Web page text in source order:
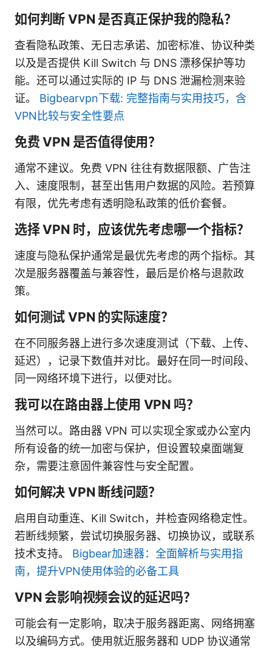
如何判断 VPN 是否真正保护我的隐私？
查看隐私政策、无日志承诺、加密标准、协议种类
以及是否提供 Kill Switch 与 DNS 漂移保护等功
能。还可以通过实际的 IP 与 DNS 泄漏检测来验
证。 Bigbearvpn下载: 完整指南与实用技巧，含
VPN比较与安全性要点
免费 VPN 是否值得使用？
通常不建议。免费 VPN 往往有数据限额、广告注
入、速度限制，甚至出售用户数据的风险。若预算
有限，优先考虑有透明隐私政策的低价套餐。
选择 VPN 时，应该优先考虑哪一个指标？
速度与隐私保护通常是最优先考虑的两个指标。其
次是服务器覆盖与兼容性，最后是价格与退款政
策。
如何测试 VPN 的实际速度？
在不同服务器上进行多次速度测试（下载、上传、
延迟），记录下数值并对比。最好在同一时间段、
同一网络环境下进行，以便对比。
我可以在路由器上使用 VPN 吗？
当然可以。路由器 VPN 可以实现全家或办公室内
所有设备的统一加密与保护，但设置较桌面端复
杂，需要注意固件兼容性与安全配置。
如何解决 VPN 断线问题？
启用自动重连、Kill Switch，并检查网络稳定性。
若断线频繁，尝试切换服务器、切换协议，或联系
技术支持。 Bigbear加速器：全面解析与实用指
南，提升VPN使用体验的必备工具
VPN 会影响视频会议的延迟吗？
可能会有一定影响，取决于服务器距离、网络拥塞
以及编码方式。使用就近服务器和 UDP 协议通常